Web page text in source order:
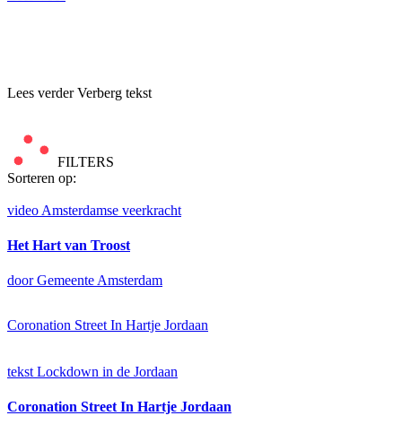
Lees verderVerberg tekst
FILTERS
Sorteren op:
video Amsterdamse veerkracht
Het Hart van Troost
door Gemeente Amsterdam
Coronation Street In Hartje Jordaan
tekst Lockdown in de Jordaan
Coronation Street In Hartje Jordaan